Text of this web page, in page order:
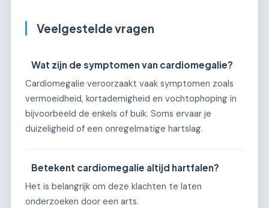
Veelgestelde vragen
Wat zijn de symptomen van cardiomegalie?
Cardiomegalie veroorzaakt vaak symptomen zoals
vermoeidheid, kortademigheid en vochtophoping in
bijvoorbeeld de enkels of buik. Soms ervaar je
duizeligheid of een onregelmatige hartslag.
Betekent cardiomegalie altijd hartfalen?
Het is belangrijk om deze klachten te laten
onderzoeken door een arts.